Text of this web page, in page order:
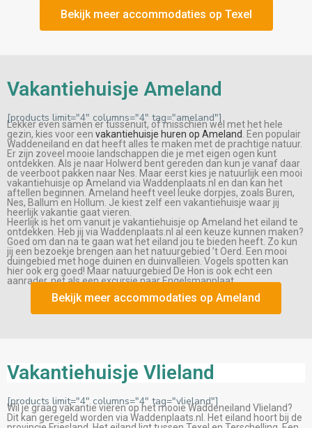
Bekijk meer accommodaties op Texel
Vakantiehuisje Ameland
[products limit="4" columns="4" tag="ameland"]
Lekker even samen er tussenuit, of misschien wel met het hele
gezin, kies voor een vakantiehuisje huren op Ameland
. Een populair
Waddeneiland en dat heeft alles te maken met de prachtige natuur.
Er zijn zoveel mooie landschappen die je met eigen ogen kunt
ontdekken. Als je naar Holwerd bent gereden dan kun je vanaf daar
de veerboot pakken naar Nes. Maar eerst kies je natuurlijk een mooi
vakantiehuisje op Ameland via Waddenplaats.nl en dan kan het
aftellen beginnen. Ameland heeft veel leuke dorpjes, zoals Buren,
Nes, Ballum en Hollum. Je kiest zelf een vakantiehuisje waar jij
heerlijk vakantie gaat vieren.
Heerlijk is het om vanuit je vakantiehuisje op Ameland het eiland te
ontdekken. Heb jij via Waddenplaats.nl al een keuze kunnen maken?
Goed om dan na te gaan wat het eiland jou te bieden heeft. Zo kun
jij een bezoekje brengen aan het natuurgebied ’t Oerd. Een mooi
duingebied met hoge duinen en duinvalleien. Vogels spotten kan
hier ook erg goed! Maar natuurgebied De Hon is ook echt een
aanrader, net als een excursie naar Engelsmanplaat.
Bekijk meer accommodaties op Ameland
Vakantiehuisje Vlieland
[products limit="4" columns="4" tag="vlieland"]
Wil je graag vakantie vieren op het mooie Waddeneiland Vlieland?
Dit kan geregeld worden via Waddenplaats.nl. Het eiland hoort bij de